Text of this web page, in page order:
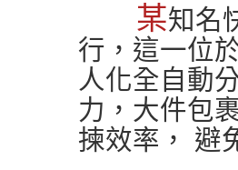
某知名
行，這一位
人化全自動
力，大件包
揀效率， 避